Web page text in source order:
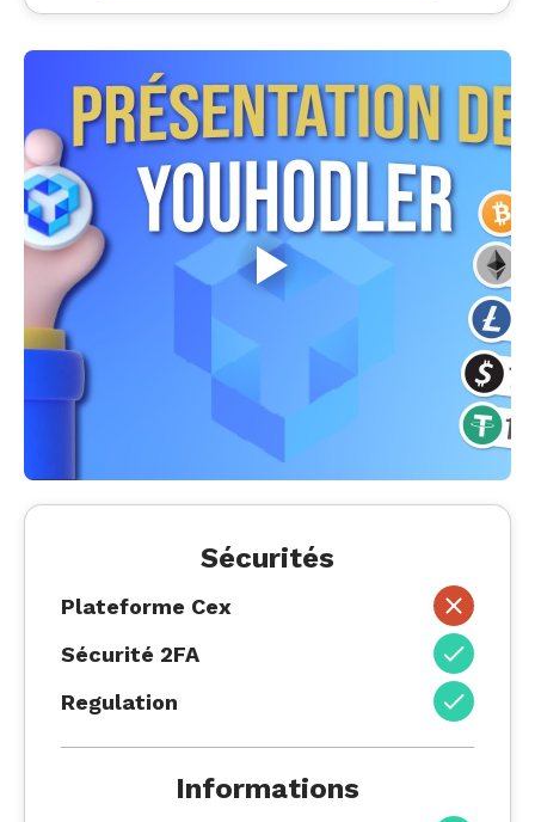
Sécurités
Plateforme Cex
Sécurité 2FA
Regulation
Informations